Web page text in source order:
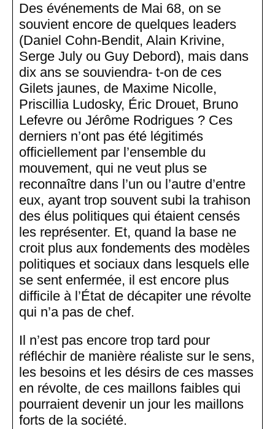
Des événements de Mai 68, on se
souvient encore de quelques leaders
(Daniel Cohn-Bendit, Alain Krivine,
Serge July ou Guy Debord), mais dans
dix ans se souviendra- t-on de ces
Gilets jaunes, de Maxime Nicolle,
Priscillia Ludosky, Éric Drouet, Bruno
Lefevre ou Jérôme Rodrigues ? Ces
derniers n’ont pas été légitimés
officiellement par l’ensemble du
mouvement, qui ne veut plus se
reconnaître dans l’un ou l’autre d’entre
eux, ayant trop souvent subi la trahison
des élus politiques qui étaient censés
les représenter. Et, quand la base ne
croit plus aux fondements des modèles
politiques et sociaux dans lesquels elle
se sent enfermée, il est encore plus
difficile à l’État de décapiter une révolte
qui n’a pas de chef.
Il n’est pas encore trop tard pour
réfléchir de manière réaliste sur le sens,
les besoins et les désirs de ces masses
en révolte, de ces maillons faibles qui
pourraient devenir un jour les maillons
forts de la société.